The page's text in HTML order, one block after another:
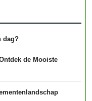
dag?
de Mooiste